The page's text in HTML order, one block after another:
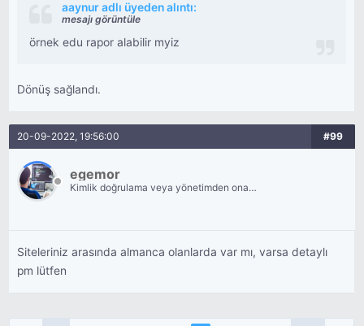
aaynur adlı üyeden alıntı:
mesajı görüntüle
örnek edu rapor alabilir myiz
Dönüş sağlandı.
20-09-2022, 19:56:00 #99
egemor
Kimlik doğrulama veya yönetimden onay
Siteleriniz arasında almanca olanlarda var mı, varsa detaylı
pm lütfen